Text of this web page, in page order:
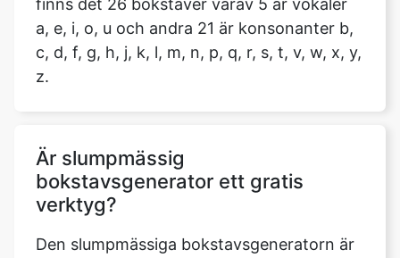
finns det 26 bokstäver varav 5 är vokaler
a, e, i, o, u och andra 21 är konsonanter b,
c, d, f, g, h, j, k, l, m, n, p, q, r, s, t, v, w, x, y,
z.
Är slumpmässig
bokstavsgenerator ett gratis
verktyg?
Den slumpmässiga bokstavsgeneratorn är